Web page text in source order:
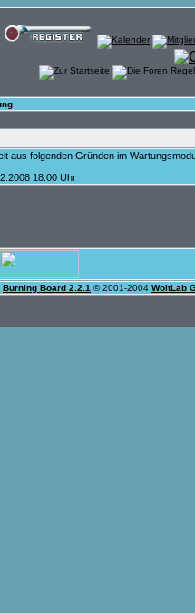
aus folgenden Gründen im
18:00 Uhr
Burning Board 2.2.1 © 2001-2004 WoltLab